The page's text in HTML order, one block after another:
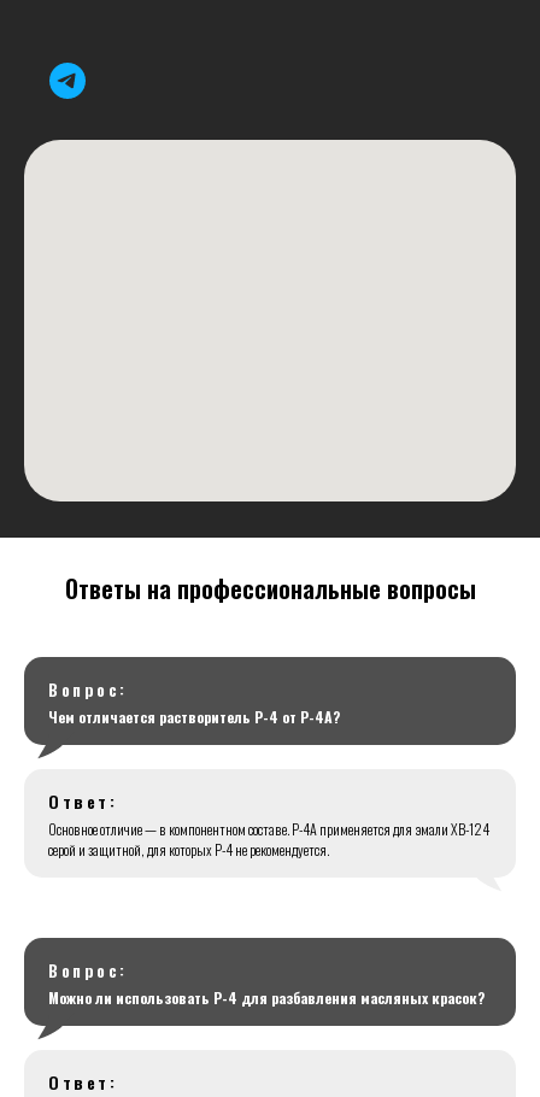
Ответы на профессиональные вопросы
Вопрос:
Чем отличается растворитель Р-4 от Р-4А?
Ответ:
Основное отличие — в компонентном составе. Р-4А применяется для эмали ХВ-124
серой и защитной, для которых Р-4 не рекомендуется.
Вопрос:
Можно ли использовать Р-4 для разбавления масляных красок?
Ответ: